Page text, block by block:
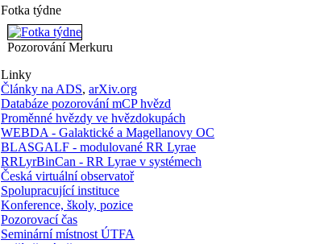
Fotka týdne
Pozorování Merkuru
Linky
Články na ADS, arXiv.org
Databáze pozorování mCP hvězd
Proměnné hvězdy ve hvězdokupách
WEBDA - Galaktické a Magellanovy OC
BLASGALF - modulované RR Lyrae
RRLyrBinCan - RR Lyrae v systémech
Česká virtuální observatoř
Spolupracující instituce
Konference, školy, pozice
Pozorovací čas
Seminární místnost ÚTFA